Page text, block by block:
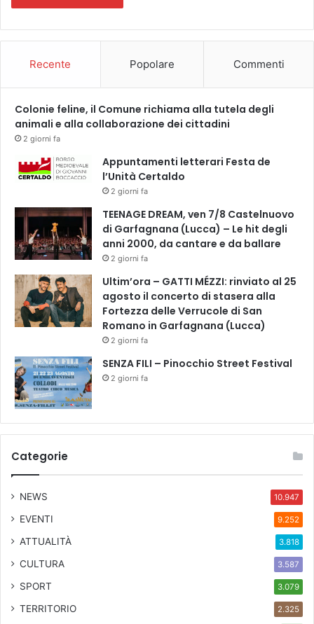
u
Recente Popolare Commenti
Colonie feline, il Comune richiama alla tutela degli
animali e alla collaborazione dei cittadini
2 giorni fa
Appuntamenti letterari Festa de
l’Unità Certaldo
2 giorni fa
TEENAGE DREAM, ven 7/8 Castelnuovo
di Garfagnana (Lucca) – Le hit degli
anni 2000, da cantare e da ballare
2 giorni fa
Ultim’ora – GATTI MÉZZI: rinviato al 25
agosto il concerto di stasera alla
Fortezza delle Verrucole di San
Romano in Garfagnana (Lucca)
2 giorni fa
SENZA FILI – Pinocchio Street Festival
2 giorni fa
Categorie
NEWS 10.947
EVENTI 9.252
ATTUALITÀ 3.818
CULTURA 3.587
SPORT 3.079
TERRITORIO 2.325